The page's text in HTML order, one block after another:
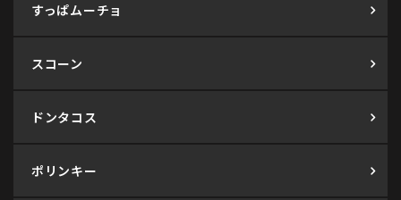
すっぱムーチョ
スコーン
ドンタコス
ポリンキー